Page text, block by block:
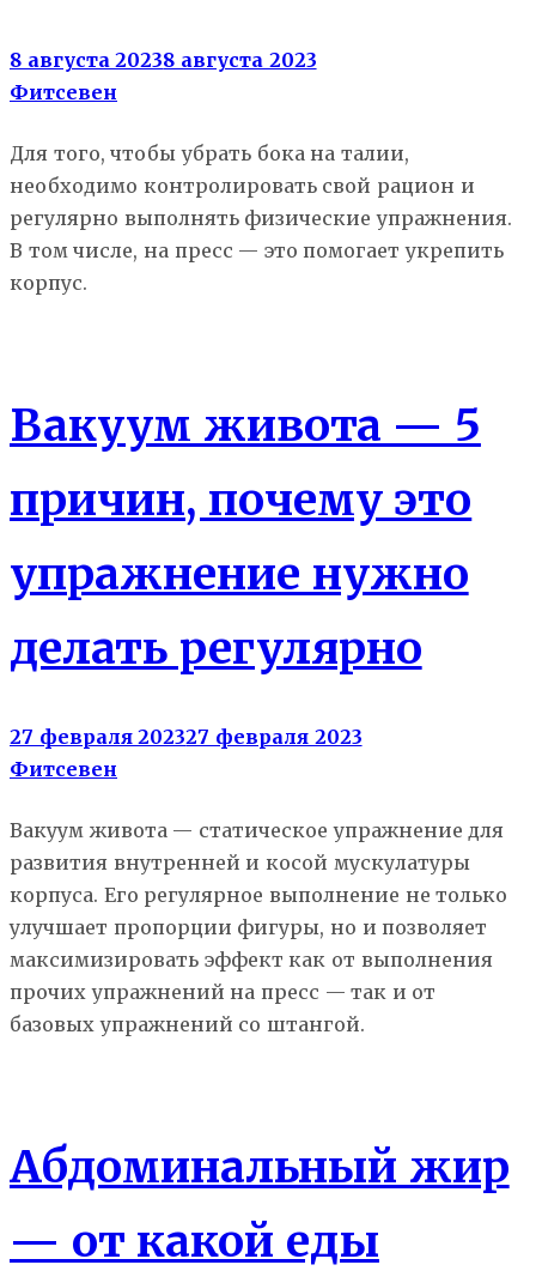
8 августа 20238 августа 2023
Фитсевен
Для того, чтобы убрать бока на талии,
необходимо контролировать свой рацион и
регулярно выполнять физические упражнения.
В том числе, на пресс — это помогает укрепить
корпус.
Вакуум живота — 5
причин, почему это
упражнение нужно
делать регулярно
27 февраля 202327 февраля 2023
Фитсевен
Вакуум живота — статическое упражнение для
развития внутренней и косой мускулатуры
корпуса. Его регулярное выполнение не только
улучшает пропорции фигуры, но и позволяет
максимизировать эффект как от выполнения
прочих упражнений на пресс — так и от
базовых упражнений со штангой.
Абдоминальный жир
— от какой еды